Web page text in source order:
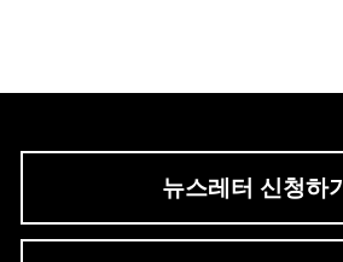
뉴스레터 신청하기